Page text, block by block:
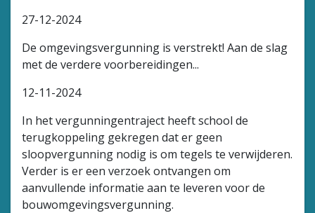
27-12-2024
De omgevingsvergunning is verstrekt! Aan de slag
met de verdere voorbereidingen...
12-11-2024
In het vergunningentraject heeft school de
terugkoppeling gekregen dat er geen
sloopvergunning nodig is om tegels te verwijderen.
Verder is er een verzoek ontvangen om
aanvullende informatie aan te leveren voor de
bouwomgevingsvergunning.